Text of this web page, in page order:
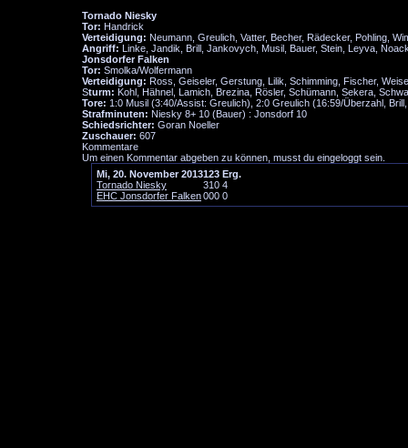
Tornado Niesky
Tor: Handrick
Verteidigung: Neumann, Greulich, Vatter, Becher, Rädecker, Pohling,
Angriff: Linke, Jandik, Brill, Jankovych, Musil, Bauer, Stein, Leyva,
Jonsdorfer Falken
Tor: Smolka/Wolfermann
Verteidigung: Ross, Geiseler, Gerstung, Lilik, Schimming, Fischer,
Sturm: Kohl, Hähnel, Lamich, Brezina, Rösler, Schümann, Sekera,
Tore: 1:0 Musil (3:40/Assist: Greulich), 2:0 Greulich (16:59/Überzahl,
Strafminuten: Niesky 8+ 10 (Bauer) : Jonsdorf 10
Schiedsrichter: Goran Noeller
Zuschauer: 607
Kommentare
Um einen Kommentar abgeben zu können, musst du eingeloggt sein.
Mi, 20. November 2013123 Erg.
Tornado Niesky
310 4
EHC Jonsdorfer Falken000 0